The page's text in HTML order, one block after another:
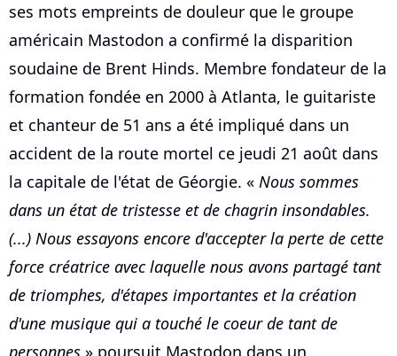
ses mots empreints de douleur que le groupe
américain Mastodon a confirmé la disparition
soudaine de Brent Hinds. Membre fondateur de la
formation fondée en 2000 à Atlanta, le guitariste
et chanteur de 51 ans a été impliqué dans un
accident de la route mortel ce jeudi 21 août dans
la capitale de l'état de Géorgie. « Nous sommes
dans un état de tristesse et de chagrin insondables.
(...) Nous essayons encore d'accepter la perte de cette
force créatrice avec laquelle nous avons partagé tant
de triomphes, d'étapes importantes et la création
d'une musique qui a touché le coeur de tant de
personnes » poursuit Mastodon dans un